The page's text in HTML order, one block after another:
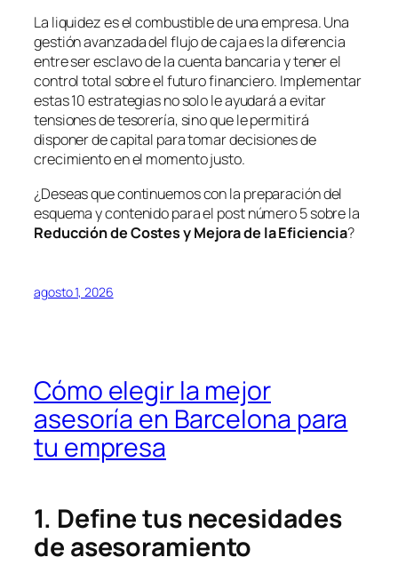
La liquidez es el combustible de una empresa. Una
gestión avanzada del flujo de caja es la diferencia
entre ser esclavo de la cuenta bancaria y tener el
control total sobre el futuro financiero. Implementar
estas 10 estrategias no solo le ayudará a evitar
tensiones de tesorería, sino que le permitirá
disponer de capital para tomar decisiones de
crecimiento en el momento justo.
¿Deseas que continuemos con la preparación del
esquema y contenido para el post número 5 sobre la
Reducción de Costes y Mejora de la Eficiencia?
agosto 1, 2026
Cómo elegir la mejor
asesoría en Barcelona para
tu empresa
1. Define tus necesidades
de asesoramiento